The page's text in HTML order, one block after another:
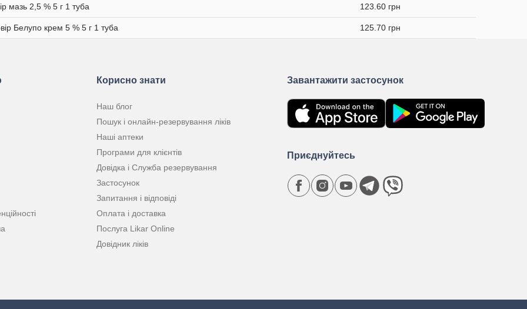
мазь 2,5 % 5 г 1 туба 123.60 грн
Белупо крем 5 % 5 г 1 туба 125.70 грн
Корисно знати
Наш блог
Пошук і онлайн-резервування ліків
Наші аптеки
Програми для клієнтів
Довідка і Служба резервування
Застосунок
Запитання і відповіді
Оплата і доставка
Послуга Likar Online
Довідник ліків
Завантажити застосунок
Приєднуйтесь